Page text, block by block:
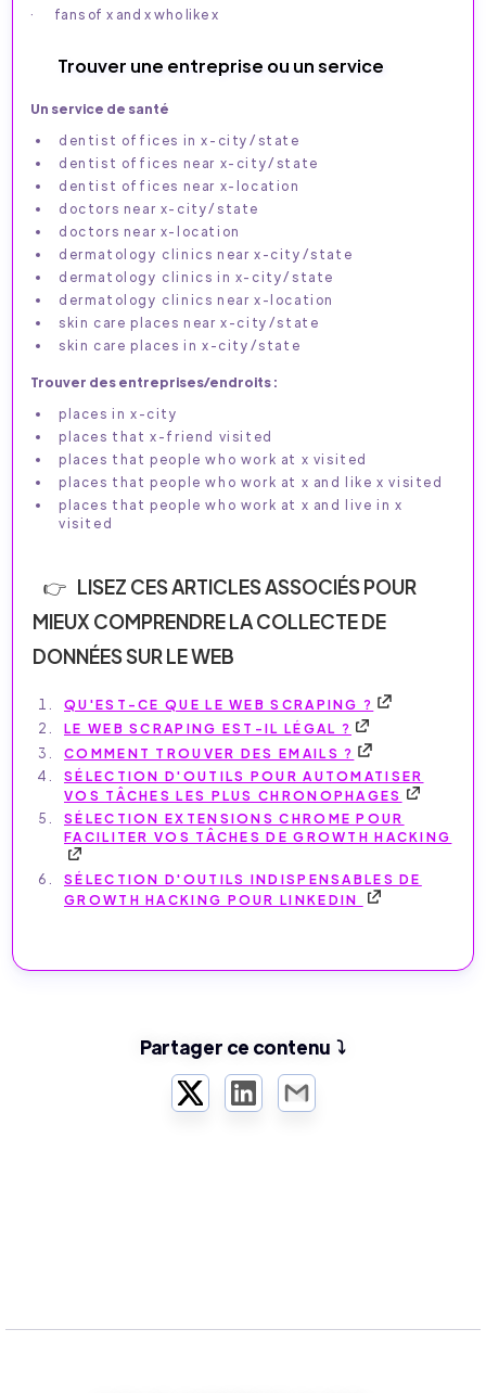
· fans of x and x who like x
Trouver une entreprise ou un service
Un service de santé
dentist offices in x-city/state
dentist offices near x-city/state
dentist offices near x-location
doctors near x-city/state
doctors near x-location
dermatology clinics near x-city/state
dermatology clinics in x-city/state
dermatology clinics near x-location
skin care places near x-city/state
skin care places in x-city/state
Trouver des entreprises/endroits :
places in x-city
places that x-friend visited
places that people who work at x visited
places that people who work at x and like x visited
places that people who work at x and live in x
visited
LISEZ CES ARTICLES ASSOCIÉS POUR
MIEUX COMPRENDRE LA COLLECTE DE
DONNÉES SUR LE WEB
QU'EST-CE QUE LE WEB SCRAPING ?
LE WEB SCRAPING EST-IL LÉGAL ?
COMMENT TROUVER DES EMAILS ?
SÉLECTION D'OUTILS POUR AUTOMATISER
VOS TÂCHES LES PLUS CHRONOPHAGES
SÉLECTION EXTENSIONS CHROME POUR
FACILITER VOS TÂCHES DE GROWTH HACKING
SÉLECTION D'OUTILS INDISPENSABLES DE
GROWTH HACKING POUR LINKEDIN
Partager ce contenu ⤵️
TwitterLinkedInEmail